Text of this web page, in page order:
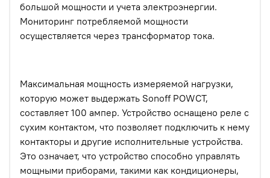
большой мощности и учета электроэнергии.
Мониторинг потребляемой мощности
осуществляется через трансформатор тока.
Максимальная мощность измеряемой нагрузки,
которую может выдержать Sonoff POWCT,
составляет 100 ампер. Устройство оснащено реле с
сухим контактом, что позволяет подключить к нему
контакторы и другие исполнительные устройства.
Это означает, что устройство способно управлять
мощными приборами, такими как кондиционеры,